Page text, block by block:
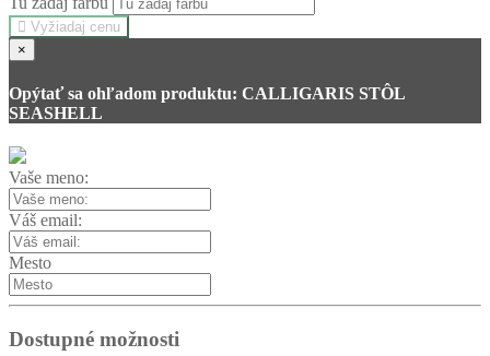
Vyžiadaj cenu
×
Opýtať sa ohľadom produktu: CALLIGARIS STÔL
SEASHELL
Vaše meno:
Váš email:
Mesto
Dostupné možnosti